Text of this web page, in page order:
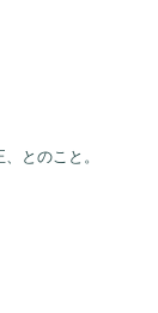
とのこと。